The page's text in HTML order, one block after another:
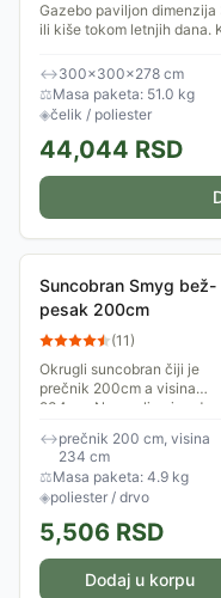
Gazebo paviljon dimenzija
ili kiše tokom letnjih dana.
↔300×300×278 cm
⚖Masa paketa: 51.0 kg
◈čelik / poliester
44,044 RSD
Suncobran Smyg bež-
pesak 200cm
(11)
Okrugli suncobran čiji je
prečnik 200cm a visina
234cm. Napravljen je od
bukovine, dok je platno od
vodoodbojnog poliestera....
↔prečnik 200 cm, visina
234 cm
⚖Masa paketa: 4.9 kg
◈poliester / drvo
5,506 RSD
Dodaj u korpu